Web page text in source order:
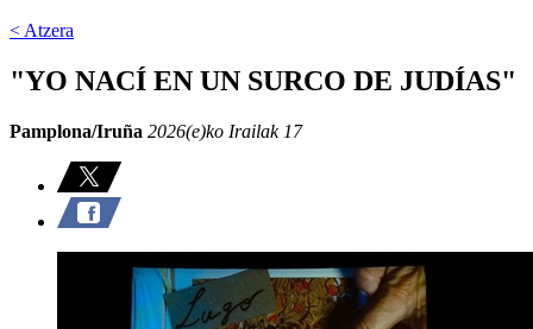
< Atzera
"YO NACÍ EN UN SURCO DE JUDÍAS"
Pamplona/Iruña 2026(e)ko Irailak 17